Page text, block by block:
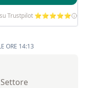
su Trustpilot ⭐⭐⭐⭐⭐
ORE 14:13